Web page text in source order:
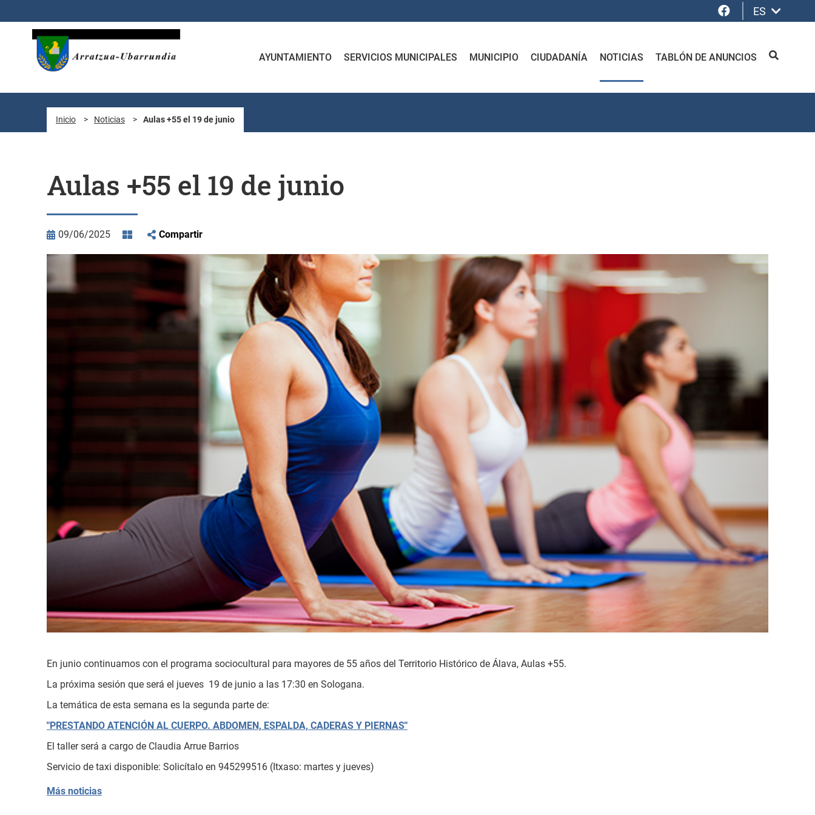
Facebook
ES
AYUNTAMIENTO SERVICIOS MUNICIPALES MUNICIPIO CIUDADANÍA NOTICIAS TABLÓN DE ANUNCIOS BUSCAR
Inicio > Noticias > Aulas +55 el 19 de junio
Aulas +55 el 19 de junio
09/06/2025 Compartir
En junio continuamos con el programa sociocultural para mayores de 55 años del Territorio Histórico de Álava, Aulas +55.
La próxima sesión que será el jueves 19 de junio a las 17:30 en Sologana.
La temática de esta semana es la segunda parte de:
"PRESTANDO ATENCIÓN AL CUERPO. ABDOMEN, ESPALDA, CADERAS Y PIERNAS"
El taller será a cargo de Claudia Arrue Barrios
Servicio de taxi disponible: Solicítalo en 945299516 (Itxaso: martes y jueves)
Más noticias